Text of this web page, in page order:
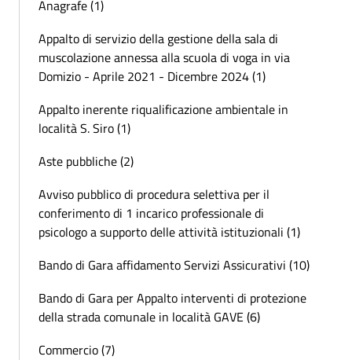
Anagrafe (1)
Appalto di servizio della gestione della sala di
muscolazione annessa alla scuola di voga in via
Domizio - Aprile 2021 - Dicembre 2024 (1)
Appalto inerente riqualificazione ambientale in
località S. Siro (1)
Aste pubbliche (2)
Avviso pubblico di procedura selettiva per il
conferimento di 1 incarico professionale di
psicologo a supporto delle attività istituzionali (1)
Bando di Gara affidamento Servizi Assicurativi (10)
Bando di Gara per Appalto interventi di protezione
della strada comunale in località GAVE (6)
Commercio (7)